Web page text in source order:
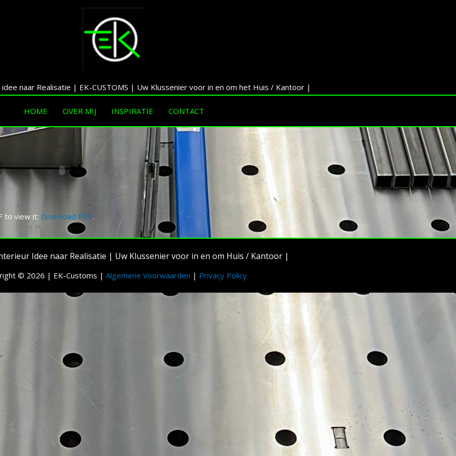
naar Realisatie | EK-CUSTOMS | Uw Klussenier voor in en om het Huis / Kantoor |
HOME OVER MIJ INSPIRATIE CONTACT
to view it: Download PDF.
Idee naar Realisatie | Uw Klussenier voor in en om Huis / Kantoor |
© 2026 | EK-Customs | Algemene Voorwaarden | Privacy Policy